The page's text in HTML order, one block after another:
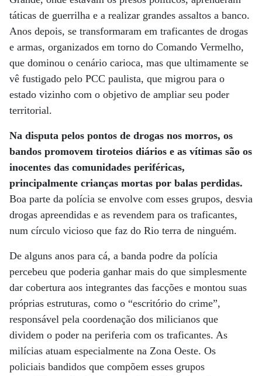
táticas de guerrilha e a realizar grandes assaltos a banco.
Anos depois, se transformaram em traficantes de drogas
e armas, organizados em torno do Comando Vermelho,
que dominou o cenário carioca, mas que ultimamente se
vê fustigado pelo PCC paulista, que migrou para o
estado vizinho com o objetivo de ampliar seu poder
territorial.
Na disputa pelos pontos de drogas nos morros, os
bandos promovem tiroteios diários e as vítimas são os
inocentes das comunidades periféricas,
principalmente crianças mortas por balas perdidas.
Boa parte da polícia se envolve com esses grupos, desvia
drogas apreendidas e as revendem para os traficantes,
num círculo vicioso que faz do Rio terra de ninguém.
De alguns anos para cá, a banda podre da polícia
percebeu que poderia ganhar mais do que simplesmente
dar cobertura aos integrantes das facções e montou suas
próprias estruturas, como o “escritório do crime”,
responsável pela coordenação dos milicianos que
dividem o poder na periferia com os traficantes. As
milícias atuam especialmente na Zona Oeste. Os
policiais bandidos que compõem esses grupos